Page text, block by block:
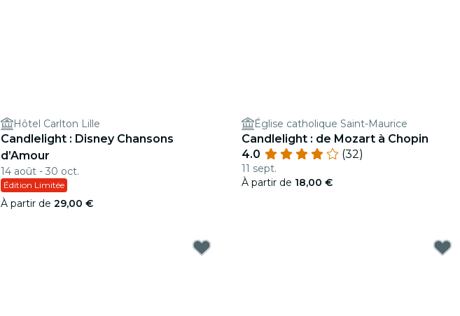
Hôtel Carlton Lille
Candlelight : Disney Chansons
d’Amour
14 août - 30 oct.
Édition Limitée
À partir de 29,00 €
Église catholique Saint-Maurice
Candlelight : de Mozart à Chopin
4.0
(32)
11 sept.
À partir de 18,00 €